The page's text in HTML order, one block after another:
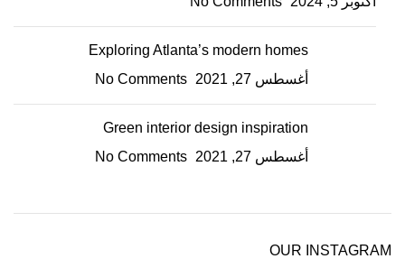
Exploring Atlanta’s modern homes
أغسطس 27, 2021
No Comments
Green interior design inspiration
أغسطس 27, 2021
No Comments
OUR INSTAGRAM